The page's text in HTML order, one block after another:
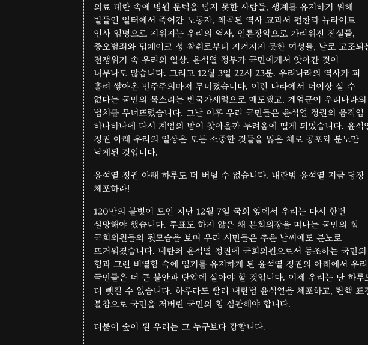
의료 대란 속에 병원 문턱을 넘지 못한 사람들, 생계를 유지하기 위해
발들인 일터에서 죽어간 노동자, 왜곡된 역사 교과서 편찬과 뉴라이트
인사 임명으로 지워지는 우리의 역사, 언론장악으로 가리워진 진실들,
증오범죄와 딥페이크 성 착취로부터 지켜지지 못한 여성들, 날로 고조되
전쟁위기 속 우리의 일상. 윤석열 정부가 국민에게서 앗아간 것이
너무나도 많습니다. 그리고 12월 3일 22시 23분. 우리나라의 역사가 피
흘려 쌓아온 민주주의마저 무너졌습니다. 이런 나라에서 더이상 살 수
없다는 국민의 목소리는 반국가세력으로 매도됐고, 계엄군이 우리나라의
법치를 무너뜨렸습니다. 그날 이후 우리 국민들은 윤석열 정권의 움직임
하나하나에 다시 계엄의 밤이 찾아올까 두려움에 떨게 되었습니다. 윤석
정권 아래 우리의 일상은 모든 소중한 것들을 잃은 채로 공포와 분노만
남게된 것입니다.
윤석열 정권 아래 하루도 더 버틸 수 없습니다. 내란범 윤석열 지금 당장
체포하라!
120만의 불빛이 모인 지난 12월 7일 국회 앞에서 우리는 다시 한번
실망해야 했습니다. 투표도 하지 않은 채 본회의장을 떠나는 국민의 힘
국회의원들의 뒷모습을 보며 우리 시민들은 추운 날씨에도 분노로
뜨거워졌습니다. 내란죄 윤석열 정권에 국회의원으로서 동조하는 국민의
힘과 그런 비열함 속에 임기를 유지하게 된 윤석열 정권의 아래에서 우리
국민들은 더 큰 불안과 탄압에 살아야 할 것입니다. 이제 우리는 단 하루
더 뺏길 수 없습니다. 하루라도 빨리 내란범 윤석열을 체포하고, 탄핵 표
불참으로 국민을 저버린 국민의 힘 심판해야 합니다.
더불어 숲이 된 우리는 그 누구보다 강합니다.